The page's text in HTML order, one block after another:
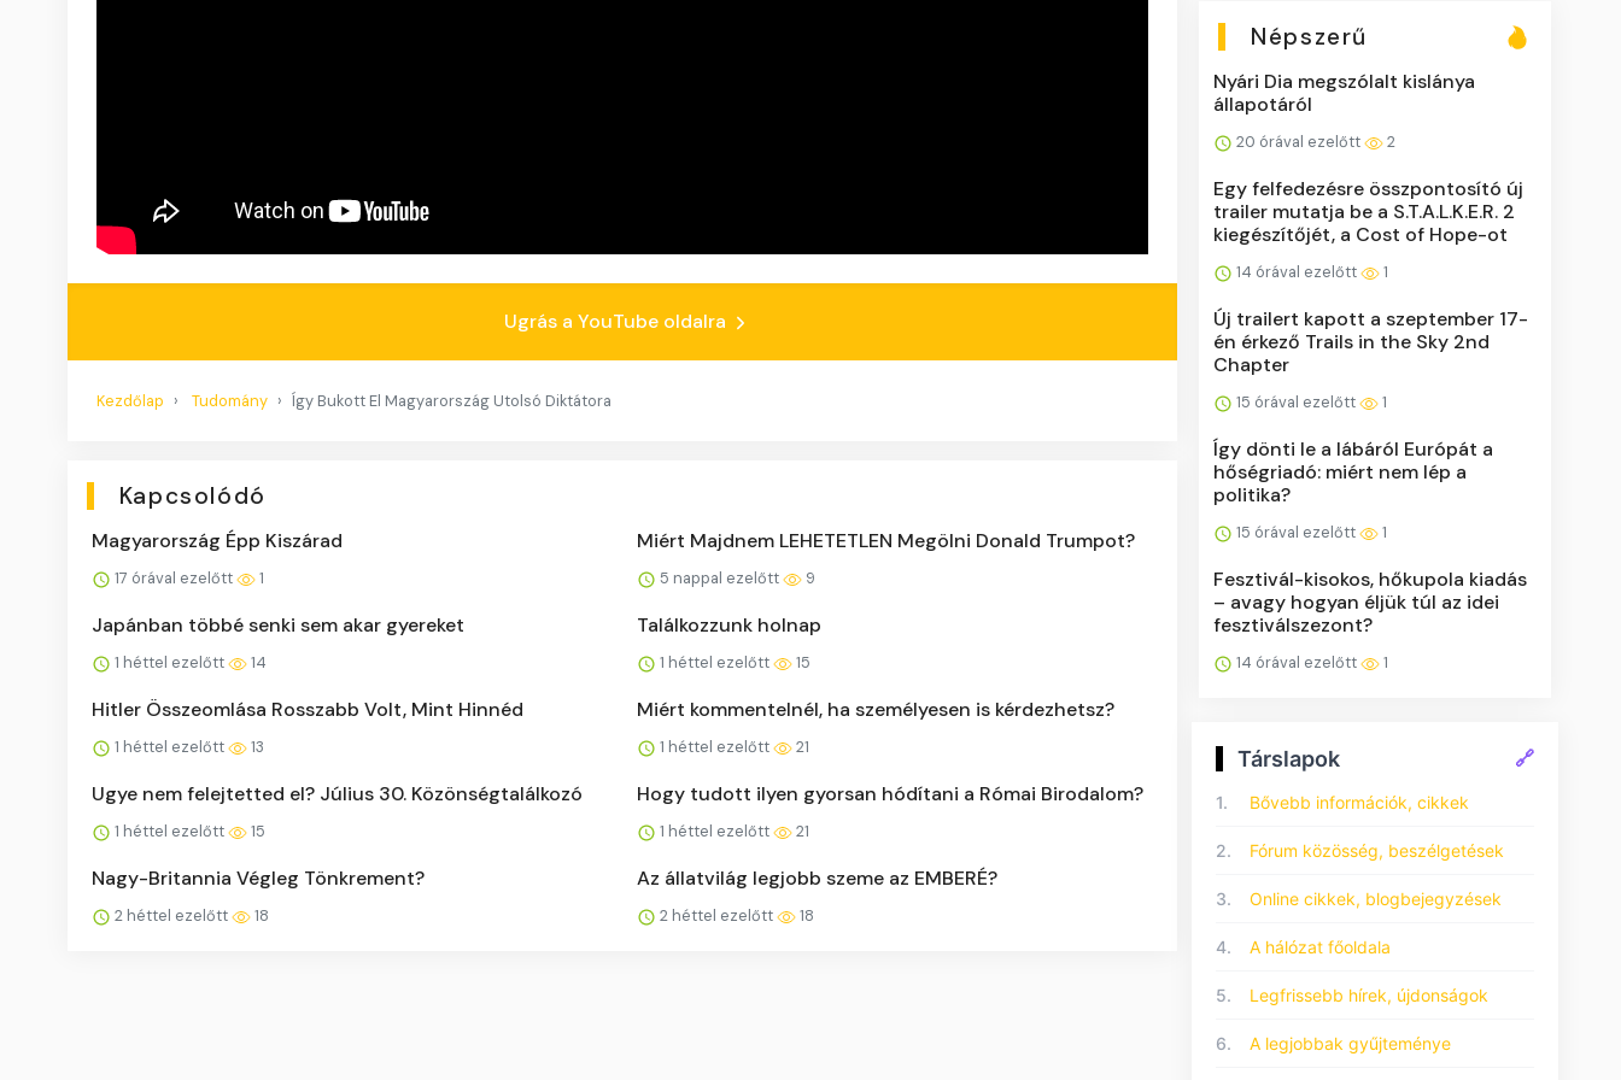
Ugrás a YouTube oldalra
Kezdőlap Tudomány Így Bukott El Magyarország Utolsó Diktátora
Kapcsolódó
Magyarország Épp Kiszárad
17 órával ezelőtt 1
Miért Majdnem LEHETETLEN Megölni Donald Trumpot?
5 nappal ezelőtt 9
Japánban többé senki sem akar gyereket
1 héttel ezelőtt 14
Találkozzunk holnap
1 héttel ezelőtt 15
Hitler Összeomlása Rosszabb Volt, Mint Hinnéd
1 héttel ezelőtt 13
Miért kommentelnél, ha személyesen is kérdezhetsz?
1 héttel ezelőtt 21
Ugye nem felejtetted el? Július 30. Közönségtalálkozó
1 héttel ezelőtt 15
Hogy tudott ilyen gyorsan hódítani a Római Birodalom?
1 héttel ezelőtt 21
Nagy-Britannia Végleg Tönkrement?
2 héttel ezelőtt 18
Az állatvilág legjobb szeme az EMBERÉ?
2 héttel ezelőtt 18
Népszerű
Nyári Dia megszólalt kislánya
állapotáról
20 órával ezelőtt 2
Egy felfedezésre összpontosító új
trailer mutatja be a S.T.A.L.K.E.R. 2
kiegészítőjét, a Cost of Hope-ot
14 órával ezelőtt 1
Új trailert kapott a szeptember 17-
én érkező Trails in the Sky 2nd
Chapter
15 órával ezelőtt 1
Így dönti le a lábáról Európát a
hőségriadó: miért nem lép a
politika?
15 órával ezelőtt 1
Fesztivál-kisokos, hőkupola kiadás
– avagy hogyan éljük túl az idei
fesztiválszezont?
14 órával ezelőtt 1
Társlapok 🔗
1. Bővebb információk, cikkek
2. Fórum közösség, beszélgetések
3. Online cikkek, blogbejegyzések
4. A hálózat főoldala
5. Legfrissebb hírek, újdonságok
6. A legjobbak gyűjteménye